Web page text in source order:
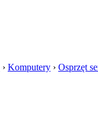
› Komputery › Osprzęt